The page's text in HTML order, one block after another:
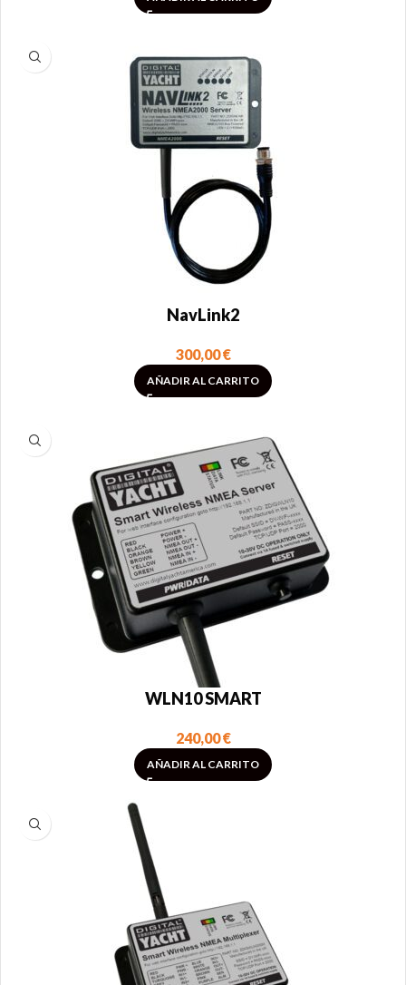
NavLink2
300,00€
AÑADIR AL CARRITO
WLN10 SMART
240,00€
AÑADIR AL CARRITO